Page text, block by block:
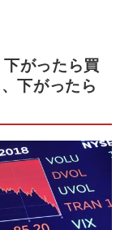
がったら買
下がったら